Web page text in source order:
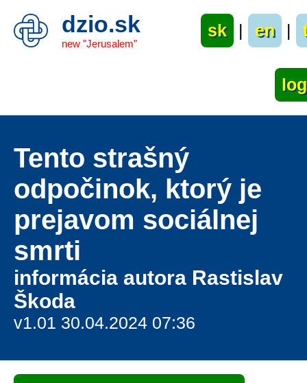
dzio.sk
new "Jerusalem"
sk | en |
Tento strašný
odpočinok, ktorý je
prejavom sociálnej
smrti
informácia autora Rastislav
Škoda
v1.01 30.04.2024 07:36